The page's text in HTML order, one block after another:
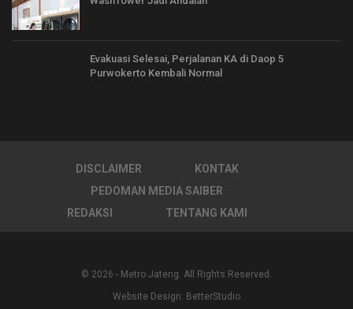
Evakuasi Selesai, Perjalanan KA di Daop 5
Purwokerto Kembali Normal
DISCLAIMER
KONTAK
PEDOMAN MEDIA SAIBER
REDAKSI
TENTANG KAMI
© 2026 - Metro Jateng. All Rights Reserved.
Website Design: BetterStudio